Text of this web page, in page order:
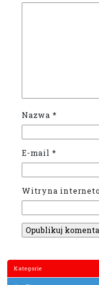
Kategorie
Nazwa *
E-mail *
Witryna